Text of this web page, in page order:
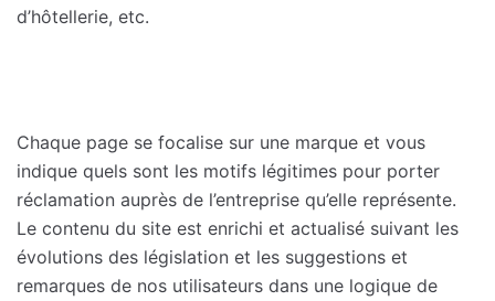
d’hôtellerie, etc.
Chaque page se focalise sur une marque et vous
indique quels sont les motifs légitimes pour porter
réclamation auprès de l’entreprise qu’elle représente.
Le contenu du site est enrichi et actualisé suivant les
évolutions des législation et les suggestions et
remarques de nos utilisateurs dans une logique de